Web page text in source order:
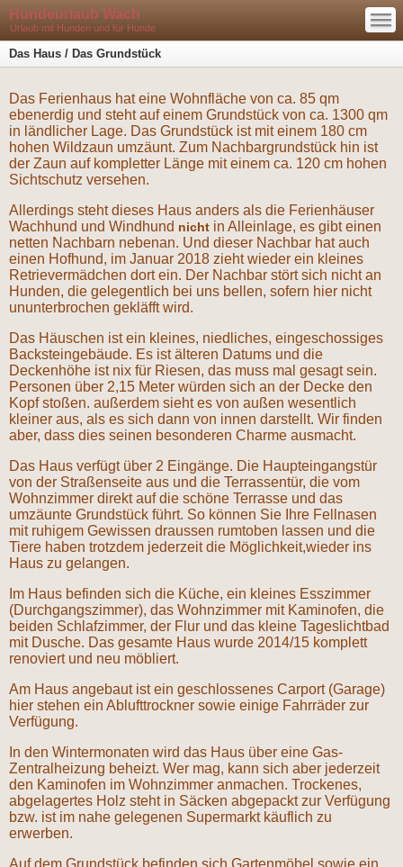
Hundeurlaub Wach
Urlaub mit Hunden und für Hunde
—
—
—
Das Haus / Das Grundstück
Das Ferienhaus hat eine Wohnfläche von ca. 85 qm
ebenerdig und steht auf einem Grundstück von ca. 1300 qm
in ländlicher Lage. Das Grundstück ist mit einem 180 cm
hohen Wildzaun umzäunt. Zum Nachbargrundstück hin ist
der Zaun auf kompletter Länge mit einem ca. 120 cm hohen
Sichtschutz versehen.
Allerdings steht dieses Haus anders als die Ferienhäuser
Wachhund und Windhund nicht in Alleinlage, es gibt einen
netten Nachbarn nebenan. Und dieser Nachbar hat auch
einen Hofhund, im Januar 2018 zieht wieder ein kleines
Retrievermädchen dort ein. Der Nachbar stört sich nicht an
Hunden, die gelegentlich bei uns bellen, sofern hier nicht
ununterbrochen gekläfft wird.
Das Häuschen ist ein kleines, niedliches, eingeschossiges
Backsteingebäude. Es ist älteren Datums und die
Deckenhöhe ist nix für Riesen, das muss mal gesagt sein.
Personen über 2,15 Meter würden sich an der Decke den
Kopf stoßen. außerdem sieht es von außen wesentlich
kleiner aus, als es sich dann von innen darstellt. Wir finden
aber, dass dies seinen besonderen Charme ausmacht.
Das Haus verfügt über 2 Eingänge. Die Haupteingangstür
von der Straßenseite aus und die Terrassentür, die vom
Wohnzimmer direkt auf die schöne Terrasse und das
umzäunte Grundstück führt. So können Sie Ihre Fellnasen
mit ruhigem Gewissen draussen rumtoben lassen und die
Tiere haben trotzdem jederzeit die Möglichkeit,wieder ins
Haus zu gelangen.
Im Haus befinden sich die Küche, ein kleines Esszimmer
(Durchgangszimmer), das Wohnzimmer mit Kaminofen, die
beiden Schlafzimmer, der Flur und das kleine Tageslichtbad
mit Dusche. Das gesamte Haus wurde 2014/15 komplett
renoviert und neu möbliert.
Am Haus angebaut ist ein geschlossenes Carport (Garage)
hier stehen ein Ablufttrockner sowie einige Fahrräder zur
Verfügung.
In den Wintermonaten wird das Haus über eine Gas-
Zentralheizung beheizt. Wer mag, kann sich aber jederzeit
den Kaminofen im Wohnzimmer anmachen. Trockenes,
abgelagertes Holz steht in Säcken abgepackt zur Verfügung
bzw. ist im nahe gelegenen Supermarkt käuflich zu
erwerben.
Auf dem Grundstück befinden sich Gartenmöbel sowie ein